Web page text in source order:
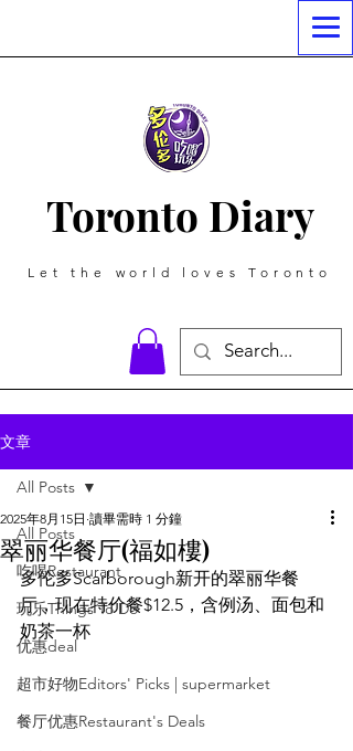
Toronto Diary
Let the world loves Toronto
文章
All Posts
吃喝Restaurant
玩乐Things To Do
优惠deal
超市好物Editors' Picks | supermarket
餐厅优惠Restaurant's Deals
All Posts
翠丽华餐厅(福如樓)
2025年8月15日 讀畢需時 1 分鐘
多伦多Scarborough新开的翠丽华餐
厅，现在特价餐$12.5，含例汤、面包和
奶茶一杯